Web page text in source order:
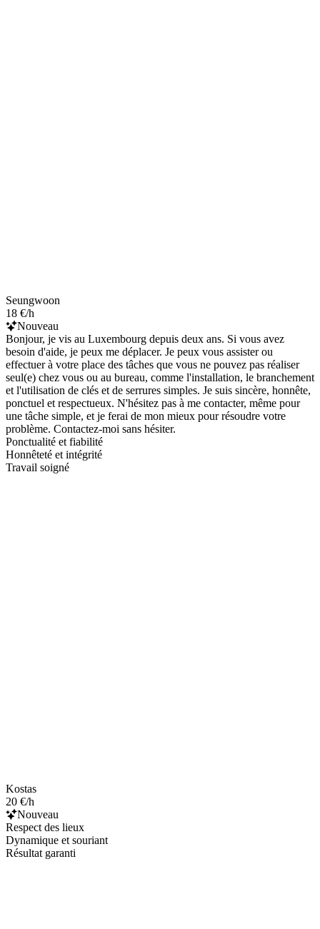
Seungwoon
18 €/h
Nouveau
Bonjour, je vis au Luxembourg depuis deux ans. Si vous avez
besoin d'aide, je peux me déplacer. Je peux vous assister ou
effectuer à votre place des tâches que vous ne pouvez pas réaliser
seul(e) chez vous ou au bureau, comme l'installation, le branchement
et l'utilisation de clés et de serrures simples. Je suis sincère, honnête,
ponctuel et respectueux. N'hésitez pas à me contacter, même pour
une tâche simple, et je ferai de mon mieux pour résoudre votre
problème. Contactez-moi sans hésiter.
Ponctualité et fiabilité
Honnêteté et intégrité
Travail soigné
Kostas
20 €/h
Nouveau
Respect des lieux
Dynamique et souriant
Résultat garanti